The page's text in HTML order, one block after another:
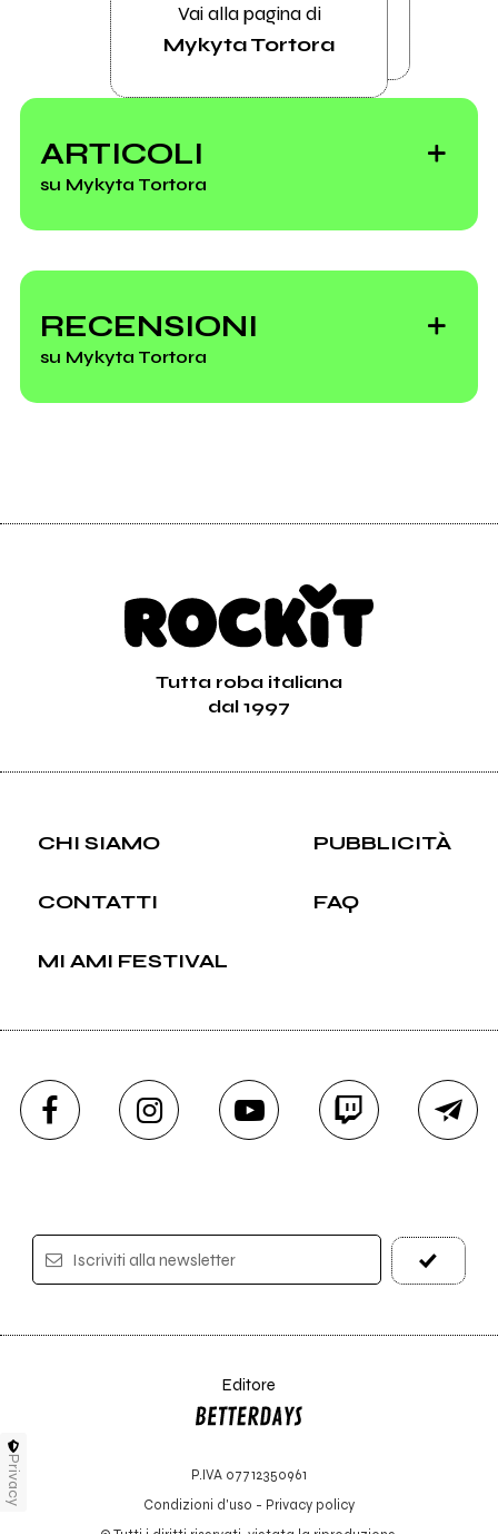
Vai alla pagina di
Mykyta Tortora
ARTICOLI
su Mykyta Tortora
Tutti gli artisti che
profonda" e
Mykyta Tortora
Vedi tutti
RECENSIONI
su Mykyta Tortora
2020
If There Were
Tutta roba italiana
dal 1997
CHI SIAMO PUBBLICITÀ
CONTATTI FAQ
MI AMI FESTIVAL
Iscriviti alla newsletter
Editore
P.IVA 07712350961
Condizioni d'uso - Privacy policy
Privacy